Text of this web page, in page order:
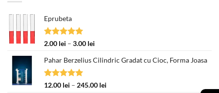
Eprubeta
Evaluat la
2.00 lei – 3.00 lei
prețuri:
la
Pahar Berzelius Cilindric Gradat cu Cioc, Forma Joasa
Evaluat la
12.00 lei – 245.00 lei